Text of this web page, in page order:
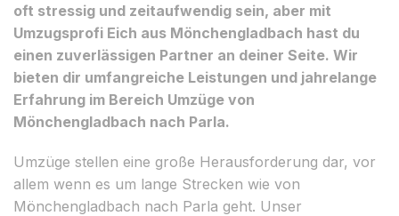
oft stressig und zeitaufwendig sein, aber mit
Umzugsprofi Eich aus Mönchengladbach hast du
einen zuverlässigen Partner an deiner Seite. Wir
bieten dir umfangreiche Leistungen und jahrelange
Erfahrung im Bereich Umzüge von
Mönchengladbach nach Parla.
Umzüge stellen eine große Herausforderung dar, vor
allem wenn es um lange Strecken wie von
Mönchengladbach nach Parla geht. Unser